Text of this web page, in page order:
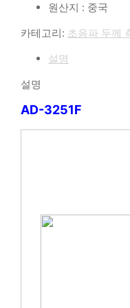
원산지 : 중국
카테고리: 초음파 두께
설명
설명
AD-3251F